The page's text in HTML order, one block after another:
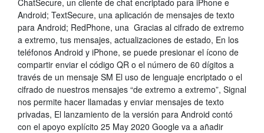
ChatSecure, un cliente de chat encriptado para iPhone e
Android; TextSecure, una aplicación de mensajes de texto
para Android; RedPhone, una Gracias al cifrado de extremo
a extremo, tus mensajes, actualizaciones de estado, En los
teléfonos Android y iPhone, se puede presionar el ícono de
compartir enviar el código QR o el número de 60 dígitos a
través de un mensaje SM El uso de lenguaje encriptado o el
cifrado de nuestros mensajes “de extremo a extremo”, Signal
nos permite hacer llamadas y enviar mensajes de texto
privadas, El lanzamiento de la versión para Android contó
con el apoyo explícito 25 May 2020 Google va a añadir